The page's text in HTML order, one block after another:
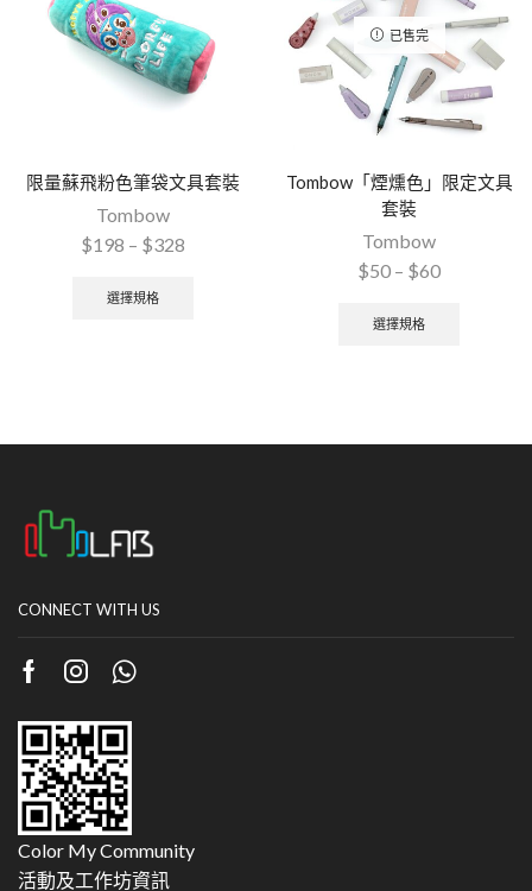
限量蘇飛粉色筆袋文具套裝
Tombow
$198 – $328
選擇規格
已售完
Tombow「煙燻色」限定文具
套裝
Tombow
$50 – $60
選擇規格
CONNECT WITH US
Color My Community
活動及工作坊資訊